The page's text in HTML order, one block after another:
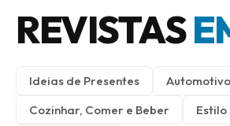
REVISTAS
Ideias de Presentes Automotivo
Cozinhar, Comer e Beber